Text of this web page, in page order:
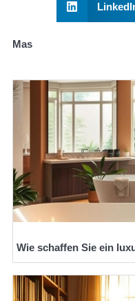
Mas
Wie schaffen Sie ein